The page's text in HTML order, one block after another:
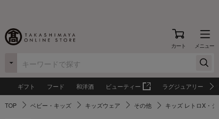
カート メニュー
ギフト フード 和洋酒 ビューティー ラグジュアリー
TOP ベビー・キッズ キッズウェア その他 キッズ レトロX・